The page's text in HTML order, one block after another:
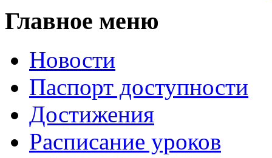
Главное меню
Новости
Паспорт доступности
Достижения
Расписание уроков